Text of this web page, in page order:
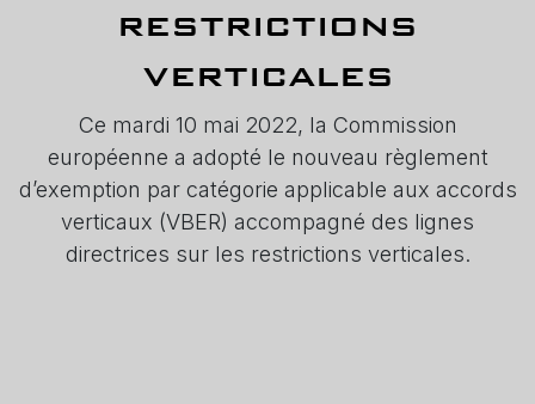
restrictions
verticales
Ce mardi 10 mai 2022, la Commission
européenne a adopté le nouveau règlement
d’exemption par catégorie applicable aux accords
verticaux (VBER) accompagné des lignes
directrices sur les restrictions verticales.